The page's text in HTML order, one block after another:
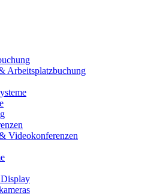
Arbeitsplatzbuchung
Videokonferenzen